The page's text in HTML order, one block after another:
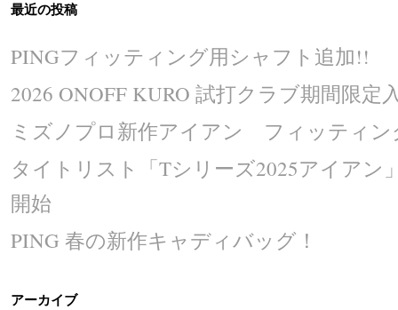
最近の投稿
PINGフィッティング用シャフト追加!!
2026 ONOFF KURO 試打クラブ期間限定
ミズノプロ新作アイアン フィッティン
タイトリスト「Tシリーズ2025アイアン
開始
PING 春の新作キャディバッグ！
アーカイブ